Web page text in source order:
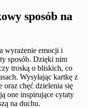
sposób na
wyrażenie emocji i
sposób. Dzięki nim
troską o bliskich, co
Wysyłając kartkę z
oraz chęć dzielenia się
one inspirujące cytaty
na duchu.